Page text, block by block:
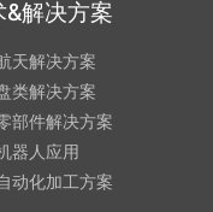
&解决方案
天解决方案
类解决方案
部件解决方案
器人应用
动化加工方案